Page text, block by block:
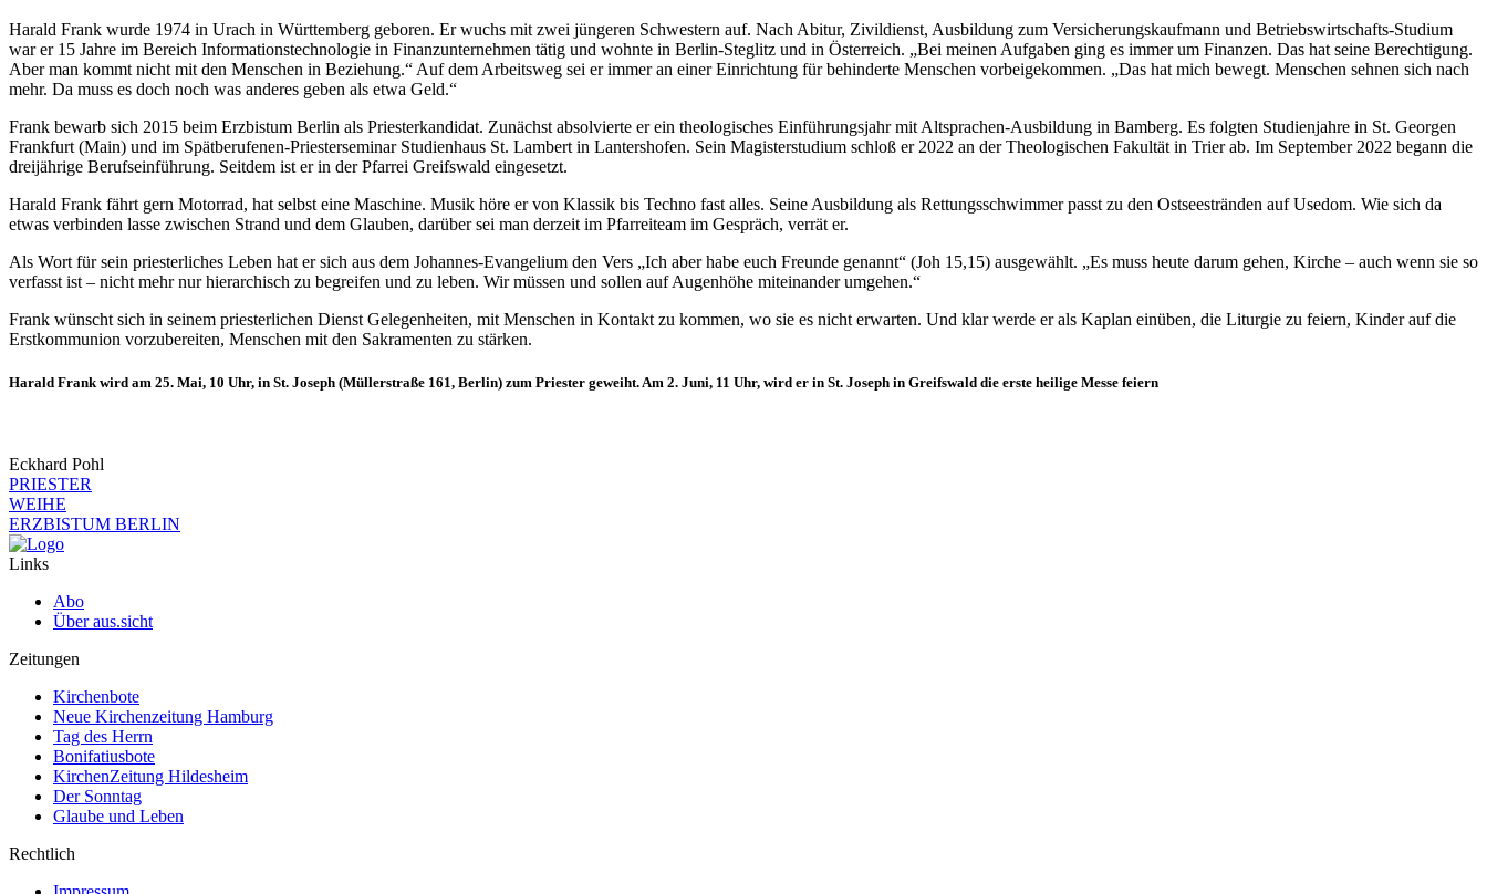
Harald Frank wurde 1974 in Urach in Württemberg geboren. Er wuchs mit zwei jüngeren Schwestern auf. Nach Abitur, Zivildienst, Ausbildung zum Versicherungskaufmann und Betriebswirtschafts-Studium
war er 15 Jahre im Bereich Informationstechnologie in Finanzunternehmen tätig und wohnte in Berlin-Steglitz und in Österreich. „Bei meinen Aufgaben ging es immer um Finanzen. Das hat seine Berechtigung.
Aber man kommt nicht mit den Menschen in Beziehung.“ Auf dem Arbeitsweg sei er immer an einer Einrichtung für behinderte Menschen vorbeigekommen. „Das hat mich bewegt. Menschen sehnen sich nach
mehr. Da muss es doch noch was anderes geben als etwa Geld.“
Frank bewarb sich 2015 beim Erzbistum Berlin als Priesterkandidat. Zunächst absolvierte er ein theologisches Einführungsjahr mit Altsprachen-Ausbildung in Bamberg. Es folgten Studienjahre in St. Georgen
Frankfurt (Main) und im Spätberufenen-Priesterseminar Studienhaus St. Lambert in Lantershofen. Sein Magisterstudium schloß er 2022 an der Theologischen Fakultät in Trier ab. Im September 2022 begann die
dreijährige Berufseinführung. Seitdem ist er in der Pfarrei Greifswald eingesetzt.
Harald Frank fährt gern Motorrad, hat selbst eine Maschine. Musik höre er von Klassik bis Techno fast alles. Seine Ausbildung als Rettungsschwimmer passt zu den Ostseestränden auf Usedom. Wie sich da
etwas verbinden lasse zwischen Strand und dem Glauben, darüber sei man derzeit im Pfarreiteam im Gespräch, verrät er.
Als Wort für sein priesterliches Leben hat er sich aus dem Johannes-Evangelium den Vers „Ich aber habe euch Freunde genannt“ (Joh 15,15) ausgewählt. „Es muss heute darum gehen, Kirche – auch wenn sie so
verfasst ist – nicht mehr nur hierarchisch zu begreifen und zu leben. Wir müssen und sollen auf Augenhöhe miteinander umgehen.“
Frank wünscht sich in seinem priesterlichen Dienst Gelegenheiten, mit Menschen in Kontakt zu kommen, wo sie es nicht erwarten. Und klar werde er als Kaplan einüben, die Liturgie zu feiern, Kinder auf die
Erstkommunion vorzubereiten, Menschen mit den Sakramenten zu stärken.
Harald Frank wird am 25. Mai, 10 Uhr, in St. Joseph (Müllerstraße 161, Berlin) zum Priester geweiht. Am 2. Juni, 11 Uhr, wird er in St. Joseph in Greifswald die erste heilige Messe feiern
Eckhard Pohl
PRIESTER
WEIHE
ERZBISTUM BERLIN
Links
Abo
Über aus.sicht
Zeitungen
Kirchenbote
Neue Kirchenzeitung Hamburg
Tag des Herrn
Bonifatiusbote
KirchenZeitung Hildesheim
Der Sonntag
Glaube und Leben
Rechtlich